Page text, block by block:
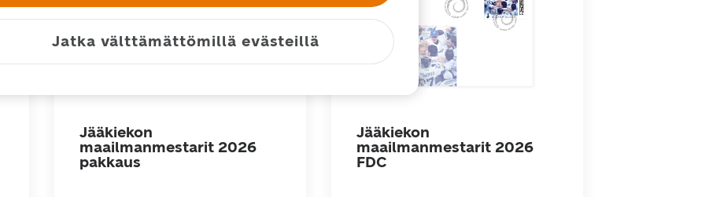
Jääkiekon
maailmanmestarit 2026
pakkaus
Jääkiekon
maailmanmestarit 2026
FDC
Jatka välttämättömillä evästeillä